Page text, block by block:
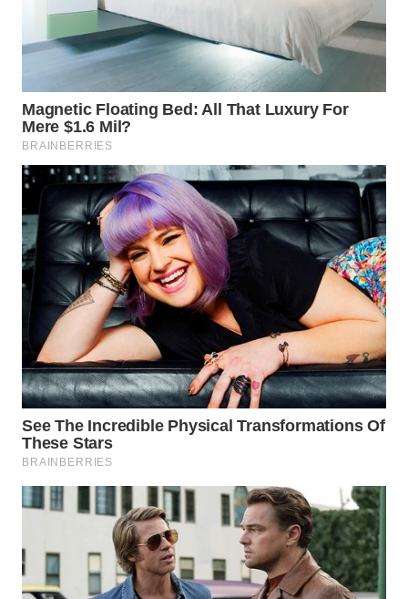
WN
MADURA
SURABAYA
WN
NATUNA
WN
BINTAN
WN
MANDALIKA
WN
LIKUPANG
WN
LABUANBAJO
WN
BORNEO
Wahana
Media
Group